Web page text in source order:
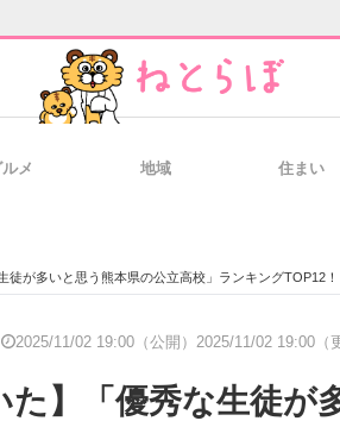
メ 地域 住まい
公立高校」ランキングTOP12！ 第1位は「熊本高校」と「済々黌高校」【2025年最新調査結果
2025/11/02 19:00（公開） 2025/11/02 19:00（
た】「優秀な生徒が